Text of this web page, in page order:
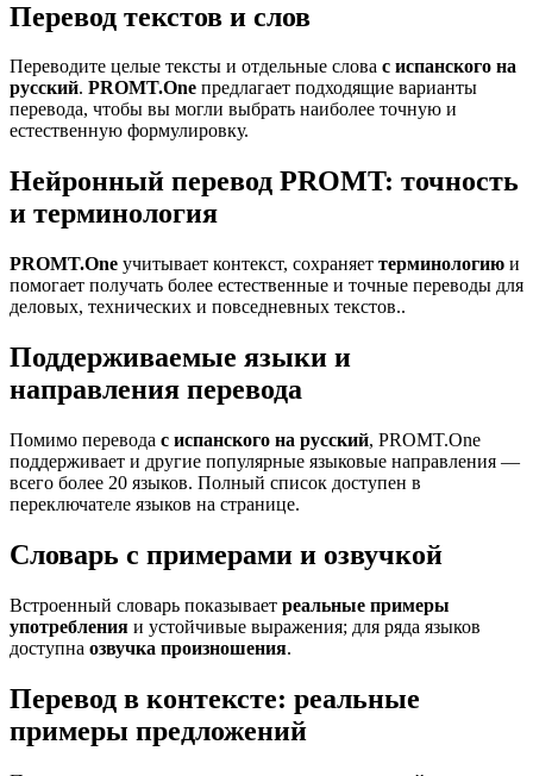
Перевод текстов и слов
Переводите целые тексты и отдельные слова с испанского на
русский. PROMT.One предлагает подходящие варианты
перевода, чтобы вы могли выбрать наиболее точную и
естественную формулировку.
Нейронный перевод PROMT: точность
и терминология
PROMT.One учитывает контекст, сохраняет терминологию и
помогает получать более естественные и точные переводы для
деловых, технических и повседневных текстов..
Поддерживаемые языки и
направления перевода
Помимо перевода с испанского на русский, PROMT.One
поддерживает и другие популярные языковые направления —
всего более 20 языков. Полный список доступен в
переключателе языков на странице.
Словарь с примерами и озвучкой
Встроенный словарь показывает реальные примеры
употребления и устойчивые выражения; для ряда языков
доступна озвучка произношения.
Перевод в контексте: реальные
примеры предложений